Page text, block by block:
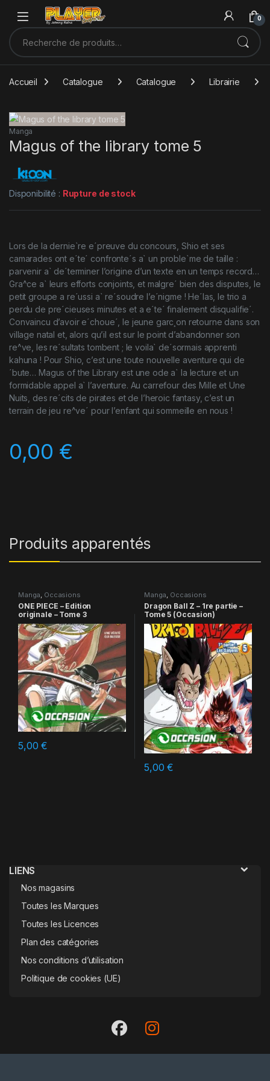
Sauter à la navigation
Skip to content
0
Recherche pour :
Accueil Catalogue Catalogue Librairie
Manga
Magus of the library tome 5
Disponibilité : Rupture de stock
Lors de la dernie`re e´preuve du concours, Shio et ses
camarades ont e´te´ confronte´s a` un proble`me de taille :
parvenir a` de´terminer l’origine d’un texte en un temps record…
Gra^ce a` leurs efforts conjoints, et malgre´ bien des disputes, le
petit groupe a re´ussi a` re´soudre l’e´nigme ! He´las, le trio a
perdu de pre´cieuses minutes et a e´te´ finalement disqualifie´.
Convaincu d’avoir e´choue´, le jeune garc¸on retourne dans son
village natal et, alors qu’il est sur le point d’abandonner son
re^ve, les re´sultats tombent ; le voila` de´sormais apprenti
kahuna ! Pour Shio, c’est une toute nouvelle aventure qui de
´bute… Magus of the Library est une ode a` la lecture et un
formidable appel a` l’aventure. Au carrefour des Mille et Une
Nuits, des re´cits de pirates et de l’heroic fantasy, c’est un
terrain de jeu re^ve´ pour l’enfant qui sommeille en nous !
0,00 €
Produits apparentés
Manga, Occasions
ONE PIECE – Edition
originale – Tome 3
5,00€
Manga, Occasions
Dragon Ball Z – 1re partie –
Tome 5 (Occasion)
5,00€
LIENS
Nos magasins
Toutes les Marques
Toutes les Licences
Plan des catégories
Nos conditions d’utilisation
Politique de cookies (UE)